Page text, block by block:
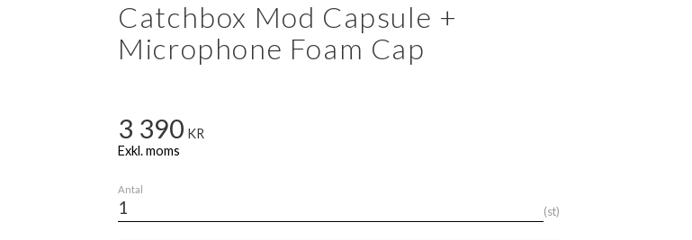
Catchbox Mod Capsule +
Microphone Foam Cap
3 390 KR
Antal
st